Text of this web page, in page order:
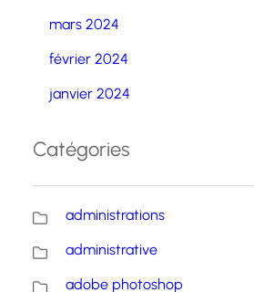
mars 2024
février 2024
janvier 2024
Catégories
administrations
administrative
adobe photoshop